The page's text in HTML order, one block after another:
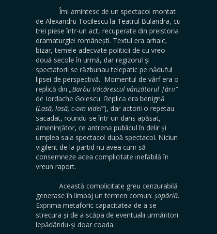
Îmi amintesc de un spectacol montat
de Alexandru Tocilescu la Teatrul Bulandra, cu
trei piese într-un act, recuperate din preistoria
dramaturgiei românești. Textul era arhaic,
bizar, temele adecvate politicii de cu vreo
două secole în urmă, dar regizorul și
spectatorii se răzbunau telepatic pe năduful
lipsei de perspectivă. Momentul de vârf era o
replică din „Barbu Văcărescul vânzătorul Țării”
de Iordache Golescu. Replica era benignă
(Lasă, lasă, c-om vide!”), dar actorii o repetau
sacadat, rotindu-se într-un dans apăsat,
amenințător, ce antrena publicul în delir și
umplea sala spectacol după spectacol. Niciun
vigilent de la partid nu avea cum să
consemneze acea complicitate inefabilă în
vreun raport.
Această complicitate greu cenzurabilă
generase în limbaj un termen comun: șopârlă.
Exprima metaforic capacitatea de a se
strecura și de a scăpa de eventualii urmăritori
lepădându-și doar coada.